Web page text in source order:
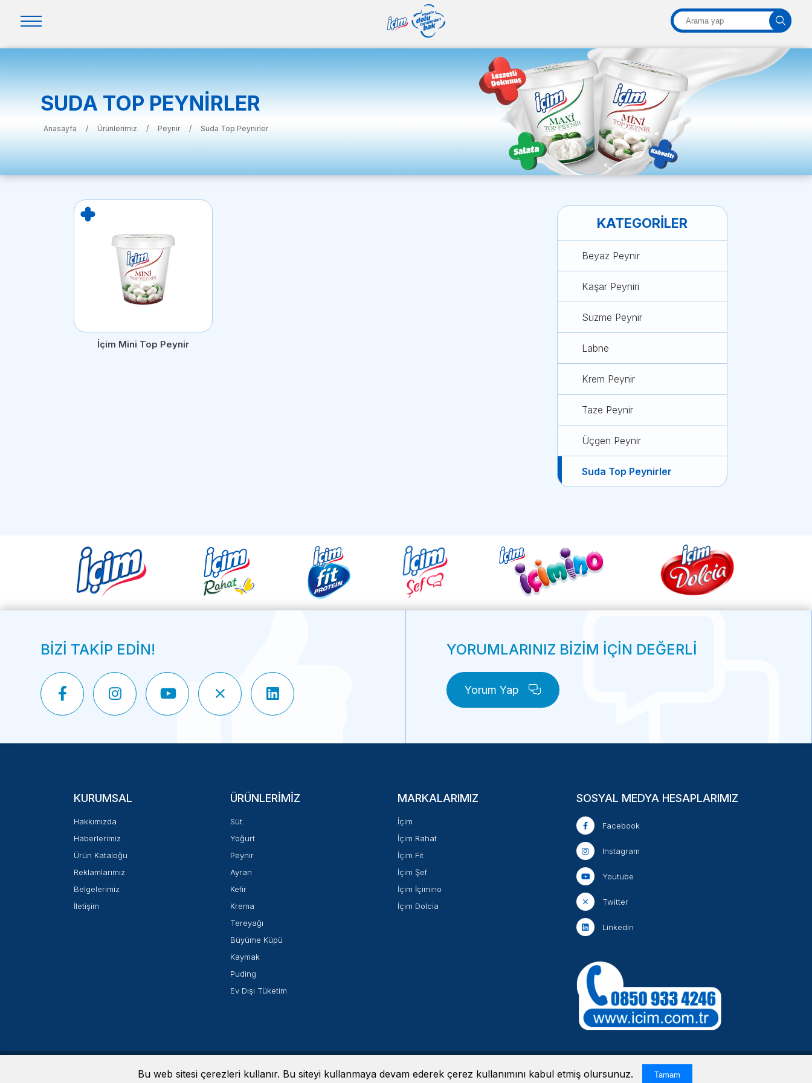
Bu web sitesi çerezleri kullanır. Bu siteyi kullanmaya devam ederek çerez kullanımını kabul etmiş olursunuz. Tamam
SUDA TOP PEYNIRLER
Anasayfa / Ürünlerimiz / Peynir / Suda Top Peynirler
İçim Mini Top Peynir
KATEGORILER
Beyaz Peynir
Kaşar Peyniri
Süzme Peynir
Labne
Krem Peynir
Taze Peynir
Üçgen Peynir
Suda Top Peynirler
BİZİ TAKİP EDİN! YORUMLARINIZ BİZİM İÇİN DEĞERLİ
Yorum Yap
KURUMSAL
Hakkımızda
Haberlerimiz
Ürün Kataloğu
Reklamlarımız
Belgelerimiz
İletişim
ÜRÜNLERIMIZ
Süt
Yoğurt
Peynir
Ayran
Kefir
Krema
Tereyağı
Büyüme Küpü
Kaymak
Puding
Ev Dışı Tüketim
MARKALARIMIZ
İçim
İçim Rahat
İçim Fit
İçim Şef
İçim İçimino
İçim Dolcia
SOSYAL MEDYA HESAPLARIMIZ
Facebook
Instagram
Youtube
Twitter
Linkedin